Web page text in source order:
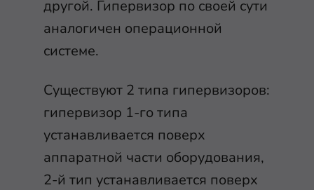
другой. Гипервизор по своей сути
аналогичен операционной
системе.
Существуют 2 типа гипервизоров:
гипервизор 1-го типа
устанавливается поверх
аппаратной части оборудования,
2-й тип устанавливается поверх